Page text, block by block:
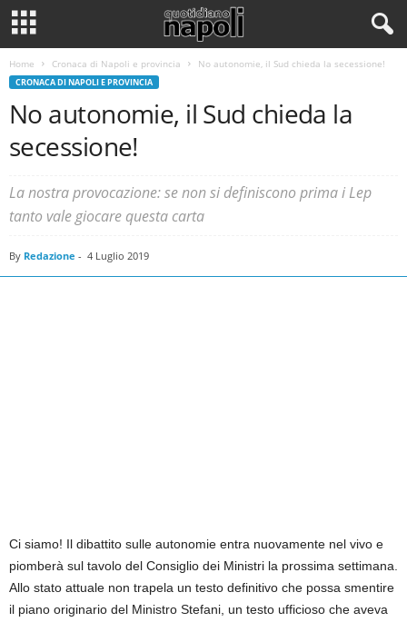
Home Cronaca di Napoli e provincia No autonomie, il Sud chieda la secessione!
CRONACA DI NAPOLI E PROVINCIA
No autonomie, il Sud chieda la
secessione!
La nostra provocazione: se non si definiscono prima i Lep
tanto vale giocare questa carta
By Redazione - 4 Luglio 2019
Ci siamo! Il dibattito sulle autonomie entra nuovamente nel vivo e
piomberà sul tavolo del Consiglio dei Ministri la prossima settimana.
Allo stato attuale non trapela un testo definitivo che possa smentire
il piano originario del Ministro Stefani, un testo ufficioso che aveva